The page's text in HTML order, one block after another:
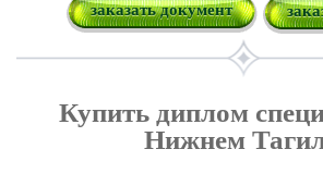
заказать документ
Купить диплом
Нижнем